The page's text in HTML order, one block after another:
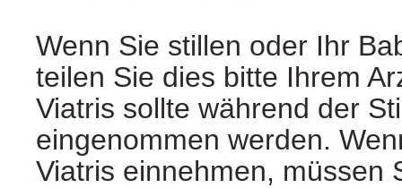
Wenn Sie stillen oder Ihr
teilen Sie dies bitte Ihrem
Viatris sollte während der
eingenommen werden.
Viatris einnehmen, müssen